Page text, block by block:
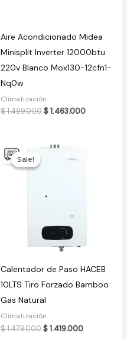
Aire Acondicionado Midea
Minisplit Inverter 12000btu
220v Blanco Mox130-12cfn1-
Nq0w
Climatización
$1.499.000Original
$1.463.000Current
Sale!
Sale!
Calentador de Paso HACEB
10LTS Tiro Forzado Bamboo
Gas Natural
Climatización
$1.479.000Original
$1.419.000Current